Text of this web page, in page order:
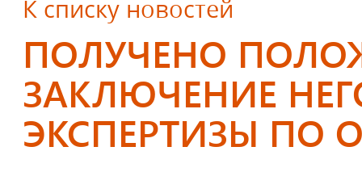
К списку новостей
ПОЛУЧЕНО
ЗАКЛЮЧЕНИЕ
ЭКСПЕРТИЗЫ ПО